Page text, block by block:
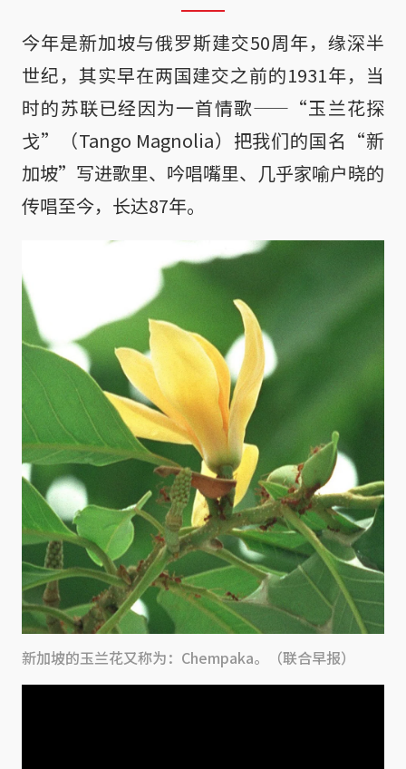
今年是新加坡与俄罗斯建交50周年，缘深半
世纪，其实早在两国建交之前的1931年，当
时的苏联已经因为一首情歌——“玉兰花探
戈”（Tango Magnolia）把我们的国名“新
加坡”写进歌里、吟唱嘴里、几乎家喻户晓的
传唱至今，长达87年。
新加坡的玉兰花又称为：Chempaka。（联合早报）